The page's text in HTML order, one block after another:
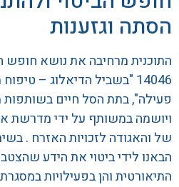
הסתה וגזענות
התוכנית מרחיבה את נושא חופש
14046 "בשביל הדיאלוג –
פעילה", בתת הסל חיים בשותפות
ויושמה במשותף על ידי מדרשת
של והאגודה לזכויות האזרח .
הבאנו לידי ביטוי את הידע
התיאורטית והן בפעילויות